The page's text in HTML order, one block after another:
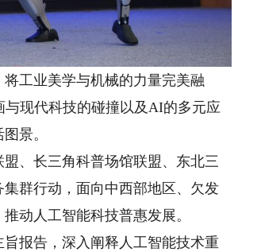
工业美学与机械的力量完美融
现代科技的碰撞以及AI的多元应
景。
、长三角科普场馆联盟、东北三
群行动，面向中西部地区、欠发
动人工智能科技普惠发展。
报告，深入阐释人工智能技术重